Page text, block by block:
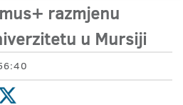
razmjenu
u Mursiji